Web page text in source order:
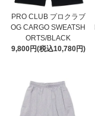
PRO CLUB プロクラブ
OG CARGO SWEATSH
ORTS/BLACK
9,800円(税込10,780円)